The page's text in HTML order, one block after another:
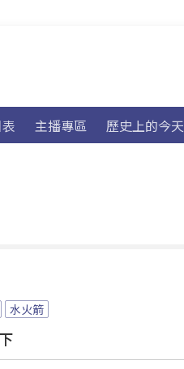
主播專區 歷史上的今天
水火箭